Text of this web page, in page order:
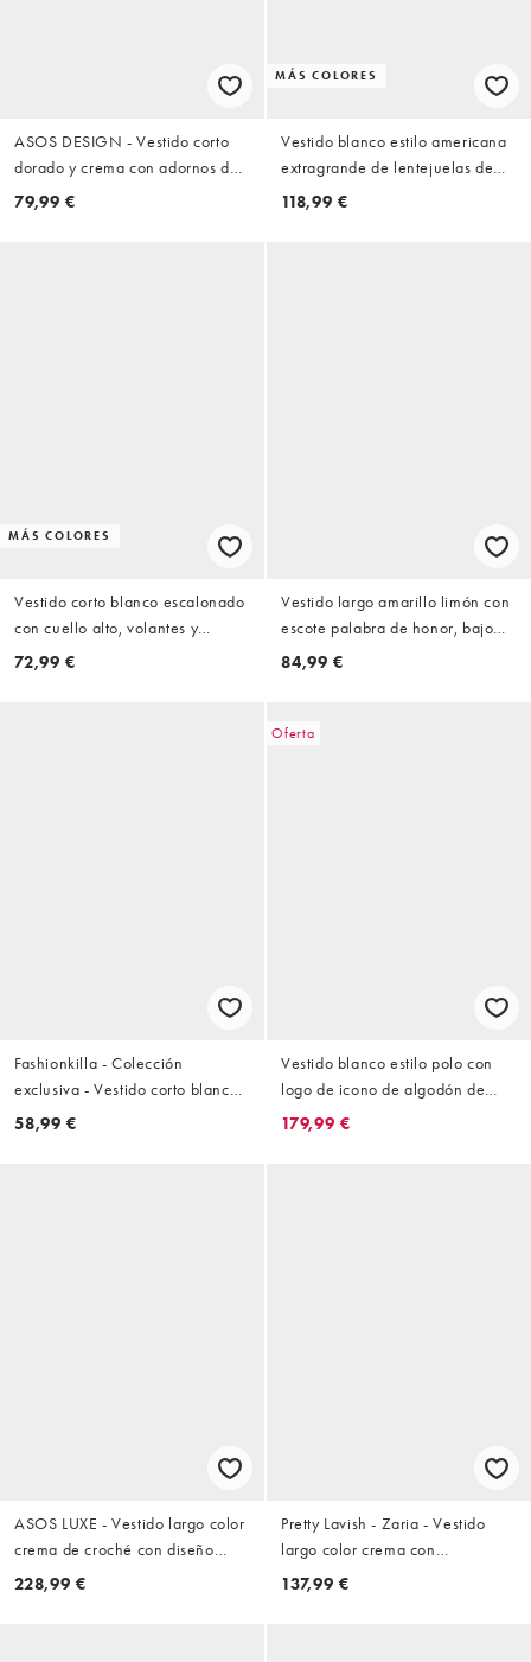
ASOS DESIGN - Vestido corto
dorado y crema con adornos de
lentejuelas
79,99 €
MÁS COLORES
Vestido blanco estilo americana
extragrande de lentejuelas de
ASOS LUXE
118,99 €
MÁS COLORES
Vestido corto blanco escalonado
con cuello alto, volantes y
detalle drapeado de Aria Cove
72,99 €
Vestido largo amarillo limón con
escote palabra de honor, bajo
transparente y detalle fruncido
84,99 €
Fashionkilla - Colección
exclusiva - Vestido corto blanco
estilo babydoll de tirantes con
58,99 €
Oferta
Vestido blanco estilo polo con
logo de icono de algodón de
Polo Ralph Lauren
179,99 €
ASOS LUXE - Vestido largo color
crema de croché con diseño
floral y detalle de conchas
228,99 €
Pretty Lavish - Zaria - Vestido
largo color crema con
estampado de lunares marrones
137,99 €